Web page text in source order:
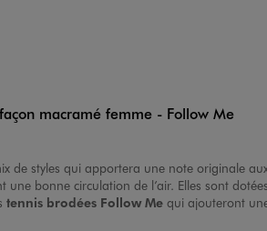
macramé femme - Follow Me
de styles qui apportera une note originale
une bonne circulation de l’air. Elles sont
tennis brodées Follow Me qui ajouteront